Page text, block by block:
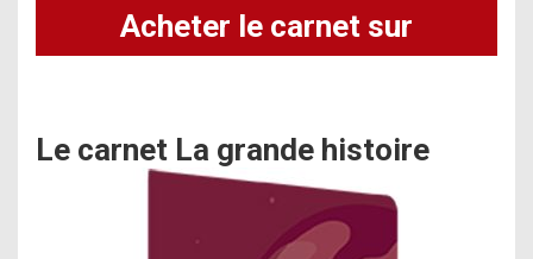
Acheter le carnet sur
Le carnet La grande histoire